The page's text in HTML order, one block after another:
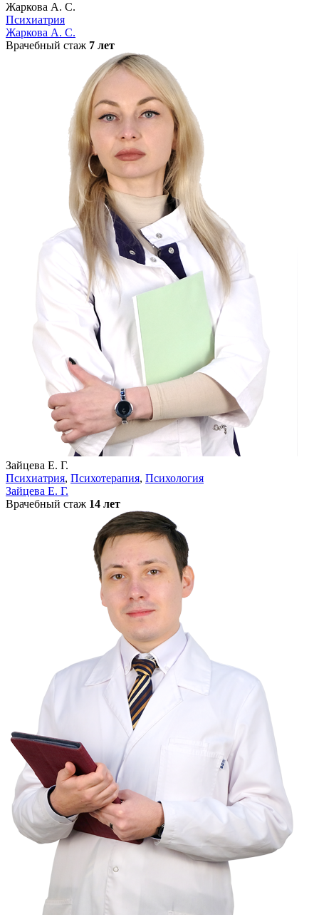
Жаркова А. С.
Психиатрия
Жаркова А. С.
Врачебный стаж 7 лет
Зайцева Е. Г.
Психиатрия, Психотерапия, Психология
Зайцева Е. Г.
Врачебный стаж 14 лет